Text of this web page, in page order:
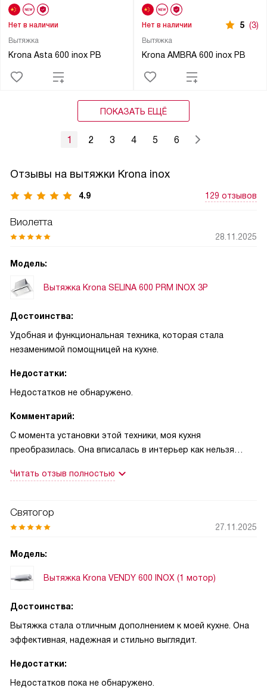
Вытяжка
Krona Asta 600 inox PB
Нет в наличии
Вытяжка
Krona AMBRA 600 inox PB
Нет в наличии 5 (3)
ПОКАЗАТЬ ЕЩЁ
1 2 3 4 5 6
Отзывы на вытяжки Krona inox
4.9 129 отзывов
Виолетта
28.11.2025
Модель:
Вытяжка Krona SELINA 600 PRM INOX 3P
Достоинства:
Удобная и функциональная техника, которая стала
незаменимой помощницей на кухне.
Недостатки:
Недостатков не обнаружено.
Комментарий:
С момента установки этой техники, моя кухня
преобразилась. Она вписалась в интерьер как нельзя
из нержавеющей стали. Управление кнопочное, что очень
сталкивается с такой техникой.
Это позволяет выбрать наиболее подходящий режим в
скоростей всегда показывает, на какой скорости
Освещение светодиодное, что создает приятную
атмосферу на кухне. Используется две лампы мощностью
Режим работы техники включает в себя отвод и
Читать отзыв полностью
Святогор
27.11.2025
Модель:
Вытяжка Krona VENDY 600 INOX (1 мотор)
Достоинства:
Вытяжка стала отличным дополнением к моей кухне. Она
эффективная, надежная и стильно выглядит.
Недостатки:
Недостатков пока не обнаружено.